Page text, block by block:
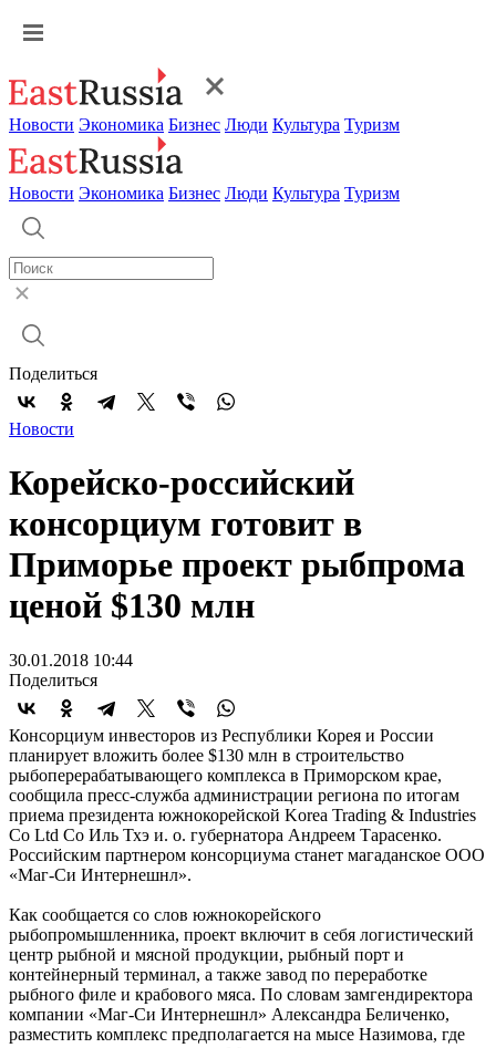
Новости Экономика Бизнес Люди Культура Туризм
Новости Экономика Бизнес Люди Культура Туризм
Поделиться
Новости
Корейско-российский
консорциум готовит в
Приморье проект рыбпрома
ценой $130 млн
30.01.2018 10:44
Поделиться
Консорциум инвесторов из Республики Корея и России
планирует вложить более $130 млн в строительство
рыбоперерабатывающего комплекса в Приморском крае,
сообщила пресс-служба администрации региона по итогам
приема президента южнокорейской Korea Trading & Industries
Co Ltd Со Иль Тхэ и. о. губернатора Андреем Тарасенко.
Российским партнером консорциума станет магаданское ООО
«Маг-Си Интернешнл».
Как сообщается со слов южнокорейского
рыбопромышленника, проект включит в себя логистический
центр рыбной и мясной продукции, рыбный порт и
контейнерный терминал, а также завод по переработке
рыбного филе и крабового мяса. По словам замгендиректора
компании «Маг-Си Интернешнл» Александра Беличенко,
разместить комплекс предполагается на мысе Назимова, где